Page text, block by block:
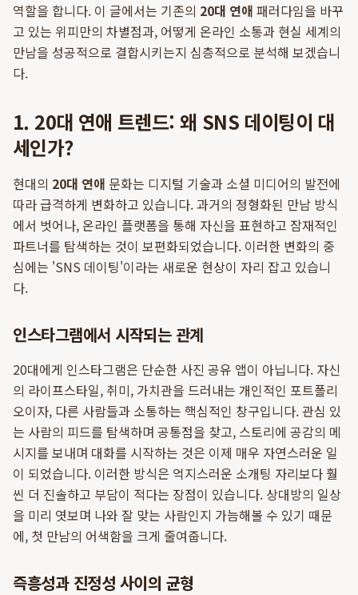
역할을 합니다. 이 글에서는 기존의 20대 연애 패러다임을 바꾸
고 있는 위피만의 차별점과, 어떻게 온라인 소통과 현실 세계의
만남을 성공적으로 결합시키는지 심층적으로 분석해 보겠습니
다.
1. 20대 연애 트렌드: 왜 SNS 데이팅이 대
세인가?
현대의 20대 연애 문화는 디지털 기술과 소셜 미디어의 발전에
따라 급격하게 변화하고 있습니다. 과거의 정형화된 만남 방식
에서 벗어나, 온라인 플랫폼을 통해 자신을 표현하고 잠재적인
파트너를 탐색하는 것이 보편화되었습니다. 이러한 변화의 중
심에는 'SNS 데이팅'이라는 새로운 현상이 자리 잡고 있습니
다.
인스타그램에서 시작되는 관계
20대에게 인스타그램은 단순한 사진 공유 앱이 아닙니다. 자신
의 라이프스타일, 취미, 가치관을 드러내는 개인적인 포트폴리
오이자, 다른 사람들과 소통하는 핵심적인 창구입니다. 관심 있
는 사람의 피드를 탐색하며 공통점을 찾고, 스토리에 공감의 메
시지를 보내며 대화를 시작하는 것은 이제 매우 자연스러운 일
이 되었습니다. 이러한 방식은 억지스러운 소개팅 자리보다 훨
씬 더 진솔하고 부담이 적다는 장점이 있습니다. 상대방의 일상
을 미리 엿보며 나와 잘 맞는 사람인지 가늠해볼 수 있기 때문
에, 첫 만남의 어색함을 크게 줄여줍니다.
즉흥성과 진정성 사이의 균형